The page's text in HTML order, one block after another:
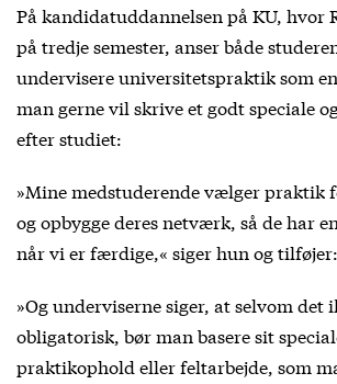
På kandidatuddannelsen på KU, hvor
på tredje semester, anser både
undervisere universitetspraktik som
man gerne vil skrive et godt speciale
efter studiet:
»Mine medstuderende vælger praktik
og opbygge deres netværk, så de har
når vi er færdige,« siger hun og tilføjer:
»Og underviserne siger, at selvom det
obligatorisk, bør man basere sit
praktikophold eller feltarbejde, som